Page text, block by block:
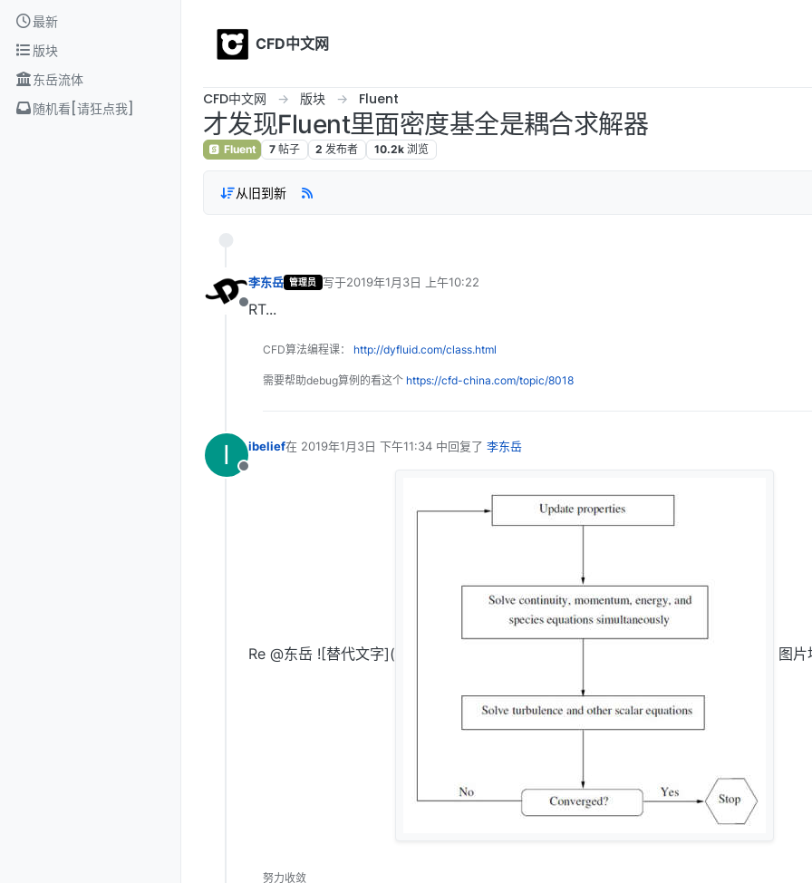
Skip to content
最新
版块
东岳流体
随机看[请狂点我]
CFD中文网
CFD中文网 版块 Fluent
才发现Fluent里面密度基全是耦合求解器
Fluent 7 帖子 2 发布者 10.2k 浏览
从旧到新
离线
李东岳 管理员 写于2019年1月3日 上午10:22
最后由 编辑
RT...
CFD算法编程课： http://dyfluid.com/class.html
需要帮助debug算例的看这个 https://cfd-china.com/topic/8018
I
离线
ibelief在 2019年1月3日 下午11:34 中回复了 李东岳
最后由 编辑
Re @东岳 ![替代文字]( 图
努力收敛